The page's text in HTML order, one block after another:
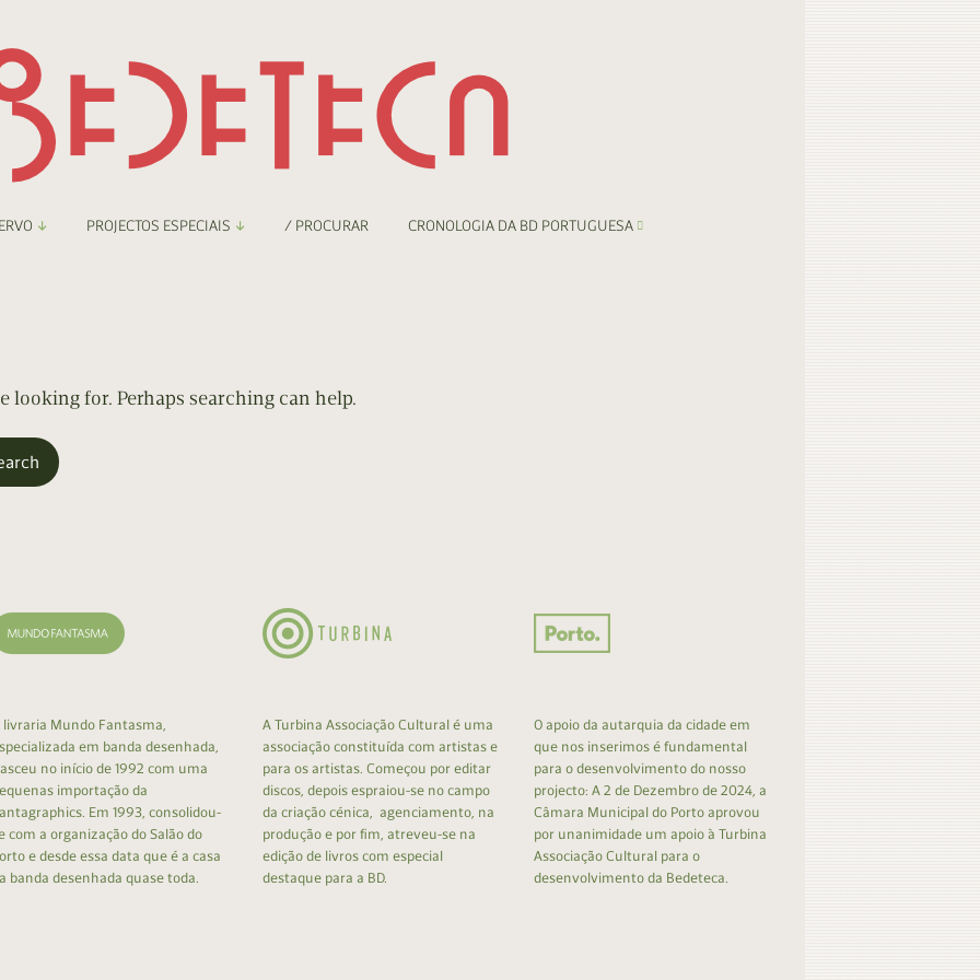
Digital
PROJECTOS ESPECIAIS / PROCURAR CRONOLOGIA DA BD PORTUGUESA
looking for. Perhaps searching can help.
livraria Mundo Fantasma,
em banda desenhada,
no início de 1992 com uma
importação da
Em 1993, consolidou-
com a organização do Salão do
e desde essa data que é a casa
banda desenhada quase toda.
A Turbina Associação Cultural é uma
associação constituída com artistas e
para os artistas. Começou por editar
discos, depois espraiou-se no campo
da criação cénica, agenciamento, na
produção e por fim, atreveu-se na
edição de livros com especial
destaque para a BD.
O apoio da autarquia da cidade em
que nos inserimos é fundamental
para o desenvolvimento do nosso
projecto: A 2 de Dezembro de 2024, a
Câmara Municipal do Porto aprovou
por unanimidade um apoio à Turbina
Associação Cultural para o
desenvolvimento da Bedeteca.